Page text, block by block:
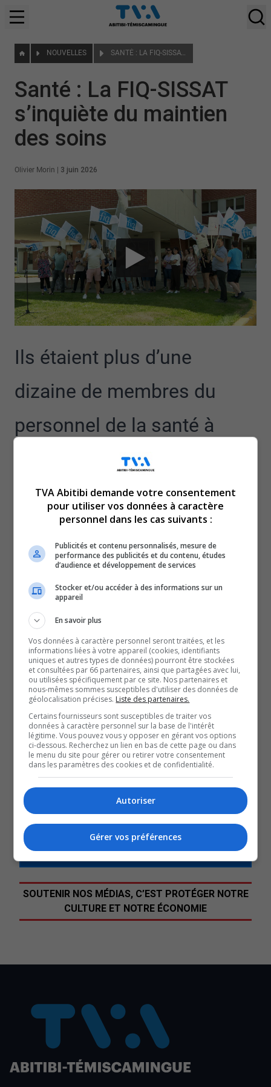
NOUVELLES SANTÉ : LA FIQ-SISSAT S’INQUIÈTE DU MAINTIEN DES SOINS
Santé : La FIQ-SISSAT
s’inquiète du maintien
des soins
Olivier Morin 3 juin 2026
Ils étaient plus d’une
dizaine de membres du
personnel de la santé à
marcher dans les rues du
centre-ville de Rouyn-
Noranda.
L’objectif : demander des actions pour éviter une
réduction des soins, en raison d’un manque de main-
d’oeuvre.
Et la situation est déjà fragilisée dans des installations
du CISSS-AT, comme l’explique l’inhalothérapeute à
l’hôpital de Ville-Marie, Charlotte Barrette.
Pour le président de la FIQ-SISSAT, Jean-Sébastien Blais,
il est primordial de renverser la vapeur, dans le but
d’éviter le pire.
Mais certains services se retrouvent déjà sur la sellette,
dont des unités d’obstétrique et de petites urgences.
Le CISSS-AT et Santé Québec se rencontreront dans les
prochaines semaines pour faire le point sur la situation.
Par ailleurs, le syndicat espère que des mesures pourront
être trouvées par les deux parties concernées.
QUESTION DU JOUR
Commentaires
SOUTENIR NOS MÉDIAS, C’EST PROTÉGER NOTRE
CULTURE ET NOTRE ÉCONOMIE
TVA Abitibi demande votre consentement
pour utiliser vos données à caractère
personnel dans les cas suivants :
Publicités et contenu personnalisés, mesure de
performance des publicités et du contenu, études
d’audience et développement de services
Stocker et/ou accéder à des informations sur un
appareil
En savoir plus
Vos données à caractère personnel seront traitées, et les
informations liées à votre appareil (cookies, identifiants
uniques et autres types de données) pourront être stockées
et consultées par 66 partenaires, ainsi que partagées avec lui,
ou utilisées spécifiquement par ce site. Nos partenaires et
nous-mêmes sommes susceptibles d'utiliser des données de
géolocalisation précises. Liste des partenaires.
Certains fournisseurs sont susceptibles de traiter vos
données à caractère personnel sur la base de l'intérêt
légitime. Vous pouvez vous y opposer en gérant vos options
ci-dessous. Recherchez un lien en bas de cette page ou dans
le menu du site pour gérer ou retirer votre consentement
dans les paramètres des cookies et de confidentialité.
Autoriser
Gérer vos préférences